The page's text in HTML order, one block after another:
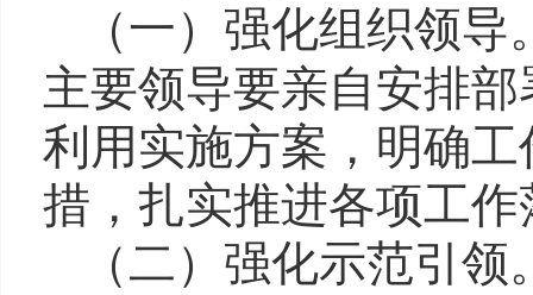
（一）强化组织领导
主要领导要亲自安排
利用实施方案， 明确
措，扎实推进各项工
（二）强化示范引领